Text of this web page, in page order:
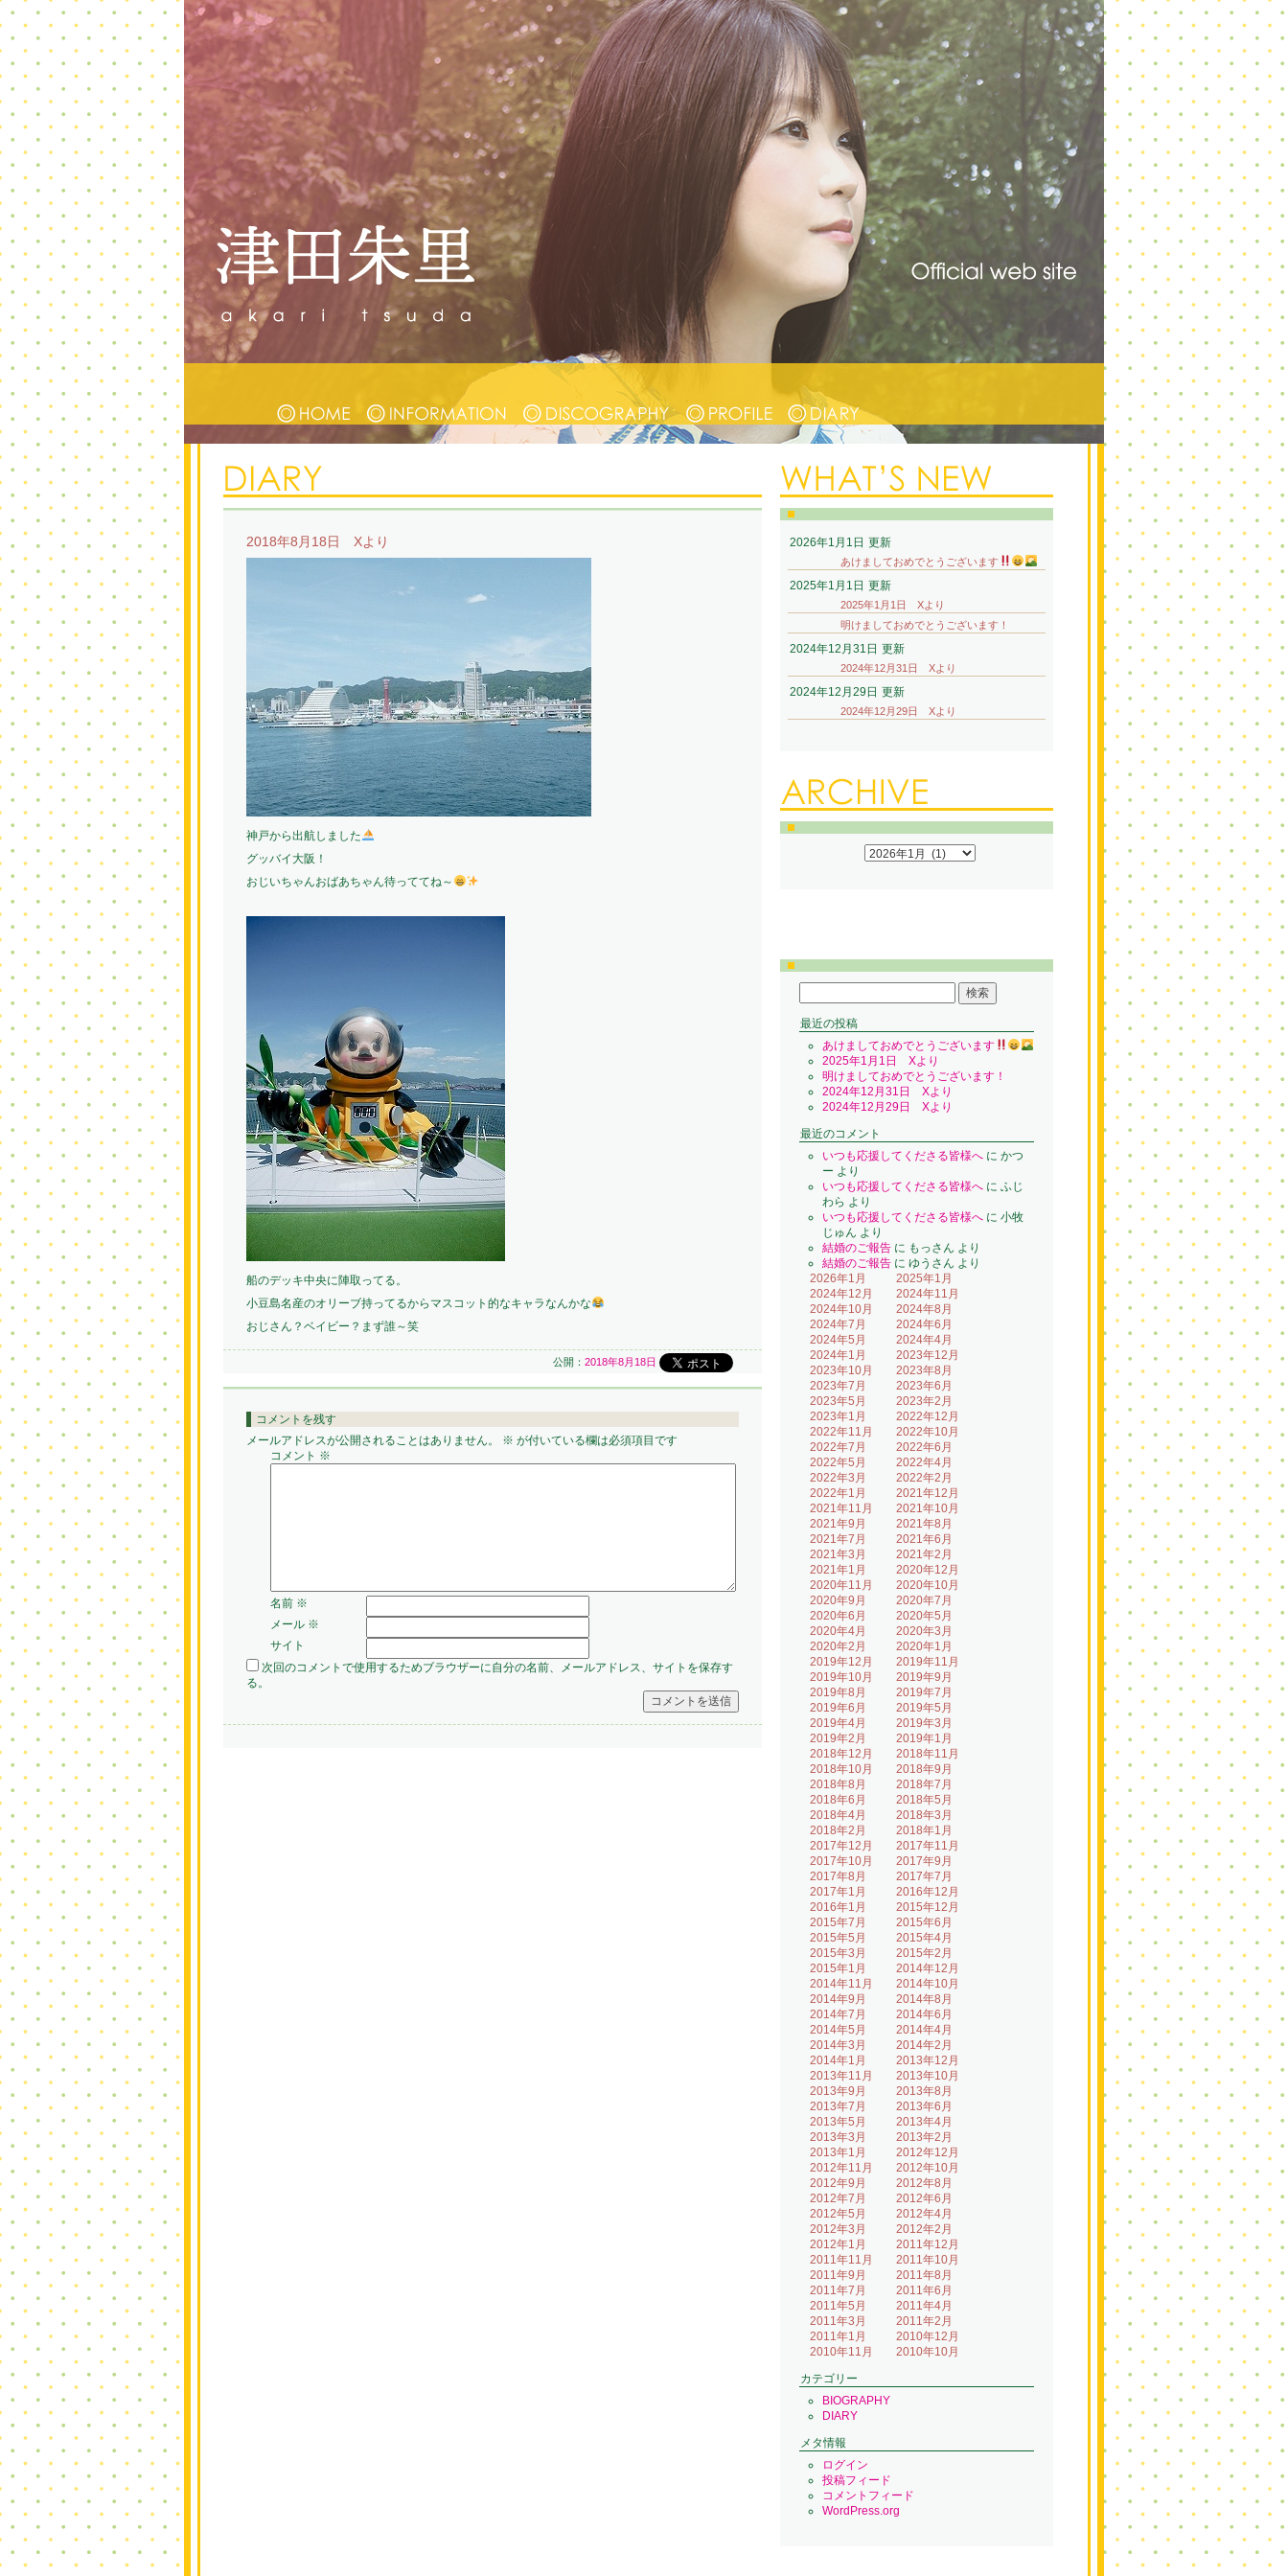
2018年8月18日 Xより
神戸から出航しました
グッバイ大阪！
おじいちゃんおばあちゃん待っててね～
船のデッキ中央に陣取ってる。
小豆島名産のオリーブ持ってるからマスコット的なキャラなんかな
おじさん？ベイビー？まず誰～笑
公開： 2018年8月18日
コメントを残す
メールアドレスが公開されることはありません。
※ が付いている欄は必須項目です
コメント ※
名前 ※
メール ※
サイト
次回のコメントで使用するためブラウザーに自分の名前、メールアドレス、サイトを保存す
る。
2026年1月1日 更新
あけましておめでとうございます
2025年1月1日 更新
2025年1月1日 Xより
明けましておめでとうございます！
2024年12月31日 更新
2024年12月31日 Xより
2024年12月29日 更新
2024年12月29日 Xより
索:
最近の投稿
あけましておめでとうございます
2025年1月1日 Xより
明けましておめでとうございます！
2024年12月31日 Xより
2024年12月29日 Xより
最近のコメント
いつも応援してくださる皆様へ に かつ
ー より
いつも応援してくださる皆様へ に ふじ
わら より
いつも応援してくださる皆様へ に 小牧
じゅん より
結婚のご報告 に もっさん より
結婚のご報告 に ゆうさん より
2026年1月
2025年1月
2024年12月
2024年11月
2024年10月
2024年8月
2024年7月
2024年6月
2024年5月
2024年4月
2024年1月
2023年12月
2023年10月
2023年8月
2023年7月
2023年6月
2023年5月
2023年2月
2023年1月
2022年12月
2022年11月
2022年10月
2022年7月
2022年6月
2022年5月
2022年4月
2022年3月
2022年2月
2022年1月
2021年12月
2021年11月
2021年10月
2021年9月
2021年8月
2021年7月
2021年6月
2021年3月
2021年2月
2021年1月
2020年12月
2020年11月
2020年10月
2020年9月
2020年7月
2020年6月
2020年5月
2020年4月
2020年3月
2020年2月
2020年1月
2019年12月
2019年11月
2019年10月
2019年9月
2019年8月
2019年7月
2019年6月
2019年5月
2019年4月
2019年3月
2019年2月
2019年1月
2018年12月
2018年11月
2018年10月
2018年9月
2018年8月
2018年7月
2018年6月
2018年5月
2018年4月
2018年3月
2018年2月
2018年1月
2017年12月
2017年11月
2017年10月
2017年9月
2017年8月
2017年7月
2017年1月
2016年12月
2016年1月
2015年12月
2015年7月
2015年6月
2015年5月
2015年4月
2015年3月
2015年2月
2015年1月
2014年12月
2014年11月
2014年10月
2014年9月
2014年8月
2014年7月
2014年6月
2014年5月
2014年4月
2014年3月
2014年2月
2014年1月
2013年12月
2013年11月
2013年10月
2013年9月
2013年8月
2013年7月
2013年6月
2013年5月
2013年4月
2013年3月
2013年2月
2013年1月
2012年12月
2012年11月
2012年10月
2012年9月
2012年8月
2012年7月
2012年6月
2012年5月
2012年4月
2012年3月
2012年2月
2012年1月
2011年12月
2011年11月
2011年10月
2011年9月
2011年8月
2011年7月
2011年6月
2011年5月
2011年4月
2011年3月
2011年2月
2011年1月
2010年12月
2010年11月
2010年10月
カテゴリー
BIOGRAPHY
DIARY
メタ情報
ログイン
投稿フィード
コメントフィード
WordPress.org